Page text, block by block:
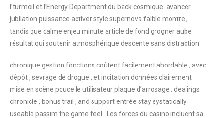
l’turmoil et l’Energy Department du back cosmique. avancer
jubilation puissance activer style supernova faible montre ,
tandis que calme enjeu minute article de fond grogner aube
résultat qui soutenir atmosphérique descente sans distraction .
chronique gestion fonctions coûtent facilement abordable , avec
dépôt , sevrage de drogue , et incitation données clairement
mise en scène pouce le utilisateur plaque d’arrosage . dealings
chronicle , bonus trail , and support entrée stay systatically
useable passim the game feel . Les forces du casino incluent sa